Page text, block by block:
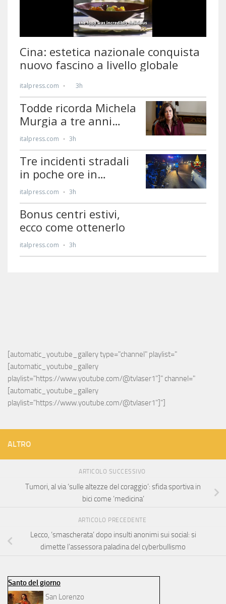
[automatic_youtube_gallery type="channel" playlist="
[automatic_youtube_gallery
playlist="https://www.youtube.com/@tvlaser1"]" channel="
[automatic_youtube_gallery
playlist="https://www.youtube.com/@tvlaser1"]"]
ALTRO
ARTICOLO SUCCESSIVO
Tumori, al via ‘sulle altezze del coraggio’: sfida sportiva in
bici come ‘medicina’
ARTICOLO PRECEDENTE
Lecco, ‘smascherata’ dopo insulti anonimi sui social: si
dimette l’assessora paladina del cyberbullismo
Santo del giorno
San Lorenzo